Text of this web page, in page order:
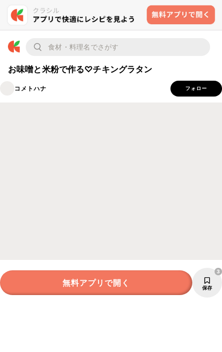
お味噌と米粉で作る♡チキングラタン
コメトハナ フォロー
無料アプリで開く 保存
3